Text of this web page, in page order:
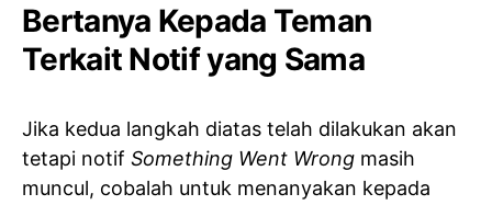
Bertanya Kepada Teman
Terkait Notif yang Sama
Jika kedua langkah diatas telah dilakukan akan
tetapi notif Something Went Wrong masih
muncul, cobalah untuk menanyakan kepada